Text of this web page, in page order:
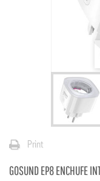
Print
GOSUND EP8 ENCHUFE